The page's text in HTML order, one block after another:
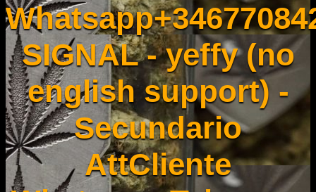
SIGNAL - yeffy (no
english support) -
Secundario
AttCliente